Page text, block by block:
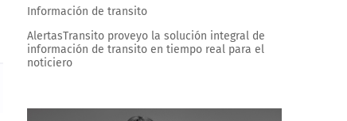
Información de transito
AlertasTransito proveyo la solución integral de
información de transito en tiempo real para el
noticiero